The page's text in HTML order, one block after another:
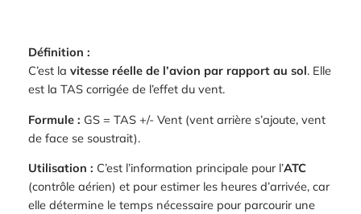
Définition :
C’est la vitesse réelle de l’avion par rapport au sol. Elle
est la TAS corrigée de l’effet du vent.
Formule : GS = TAS +/- Vent (vent arrière s’ajoute, vent
de face se soustrait).
Utilisation : C’est l’information principale pour l’ATC
(contrôle aérien) et pour estimer les heures d’arrivée, car
elle détermine le temps nécessaire pour parcourir une